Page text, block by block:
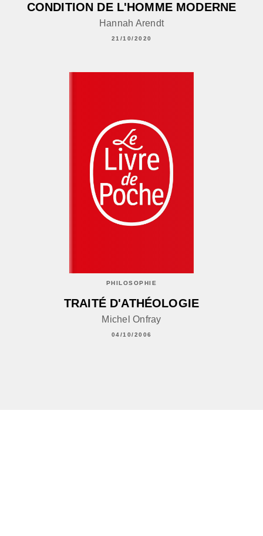
CONDITION DE L'HOMME MODERNE
Hannah Arendt
21/10/2020
PHILOSOPHIE
TRAITÉ D'ATHÉOLOGIE
Michel Onfray
04/10/2006